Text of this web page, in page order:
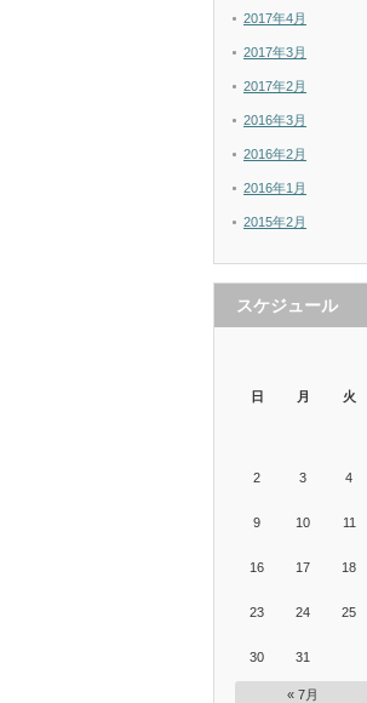
2017年4月
2017年3月
2017年2月
2016年3月
2016年2月
2016年1月
2015年2月
スケジュール
日 月 火
2 3 4
9 10 11
16 17 18
23 24 25
30 31
« 7月